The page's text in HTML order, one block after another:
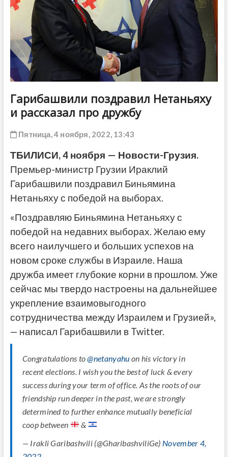
Гарибашвили поздравил Нетаньяху
и рассказал про дружбу
Пятница, 4 ноября, 2022, 13:43
ТБИЛИСИ, 4 ноября — Новости-Грузия.
Премьер-министр Грузии Ираклий
Гарибашвили поздравил Биньямина
Нетаньяху с победой на выборах.
«Поздравляю Биньямина Нетаньяху с
победой на недавних выборах. Желаю ему
всего наилучшего и больших успехов на
новом сроке службы в Израиле. Наша
дружба имеет глубокие корни в прошлом. Уже
сейчас мы твердо настроены на дальнейшее
укрепление взаимовыгодного
сотрудничества между Израилем и Грузией»,
— написал Гарибашвили в Twitter.
Congratulations to@netanyahu on his victory in
recent elections. I wish you the best of luck & every
success during your term of office. As the roots of our
friendship run deeper in the past, we are strongly
determined to further enhance mutually beneficial
coop between
&
— Irakli Garibashvili (@GharibashviliGe) November 4,